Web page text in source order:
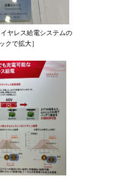
ヤレス給電システムの
クで拡大］